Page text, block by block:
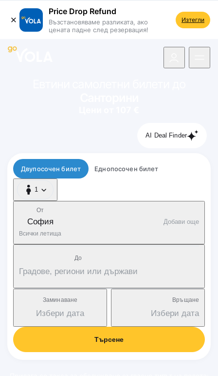
Price Drop Refund
Възстановяваме разликата, ако
цената падне след резервация!
Изтегли
AI Deal Finder
Тип полет
Двупосочен билет Еднопосочен билет
1
1 Пътник
От
София
Всички летища
Добави още
Дo
Градове, региони или държави
Заминаване
Избери дата
Връщане
Избери дата
Търсене